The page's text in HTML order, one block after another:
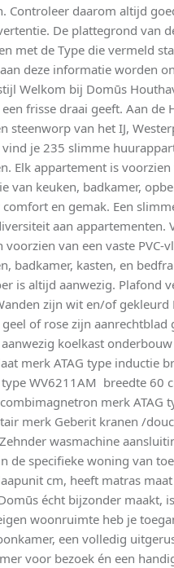
Controleer daarom altijd
De plattegrond van
met de Type die vermeld
deze informatie worden
Welkom bij Domūs
frisse draai geeft. Aan de
steenworp van het IJ,
je 235 slimme
Elk appartement is
van keuken, badkamer,
en gemak. Een
aan appartementen.
voorzien van een vaste PVC-
badkamer, kasten, en
is altijd aanwezig. Plafond
zijn wit en/of gekleurd
of rose zijn aanrechtblad
koelkast
merk ATAG type inductie
WV6211AM breedte 60
merk ATAG
merk Geberit kranen /
wasmachine
de specifieke woning van
cm, heeft matras
écht bijzonder maakt,
woonruimte heb je
een volledig
voor bezoek én een